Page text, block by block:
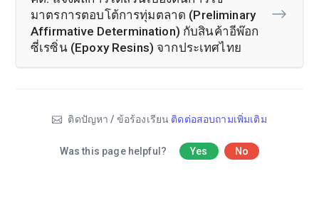
มาตรการตอบโต้การทุ่มตลาด (Preliminary
Affirmative Determination) กับสินค้าอีพ๊อก
ซี่เรซิ่น (Epoxy Resins) จากประเทศไทย
ติดปัญหา / ข้อร้องเรียน ติดต่อสอบถามเพิ่มเติม
Was this page helpful? Yes No